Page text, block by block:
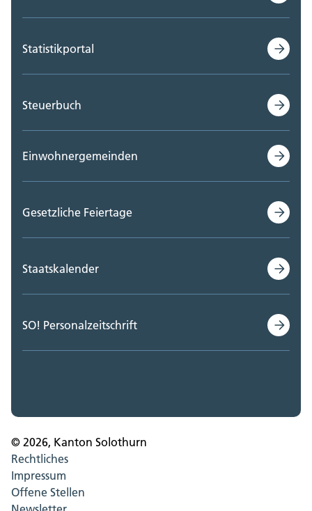
Statistikportal
Steuerbuch
Einwohnergemeinden
Gesetzliche Feiertage
Staatskalender
SO! Personalzeitschrift
© 2026, Kanton Solothurn
Rechtliches
Impressum
Offene Stellen